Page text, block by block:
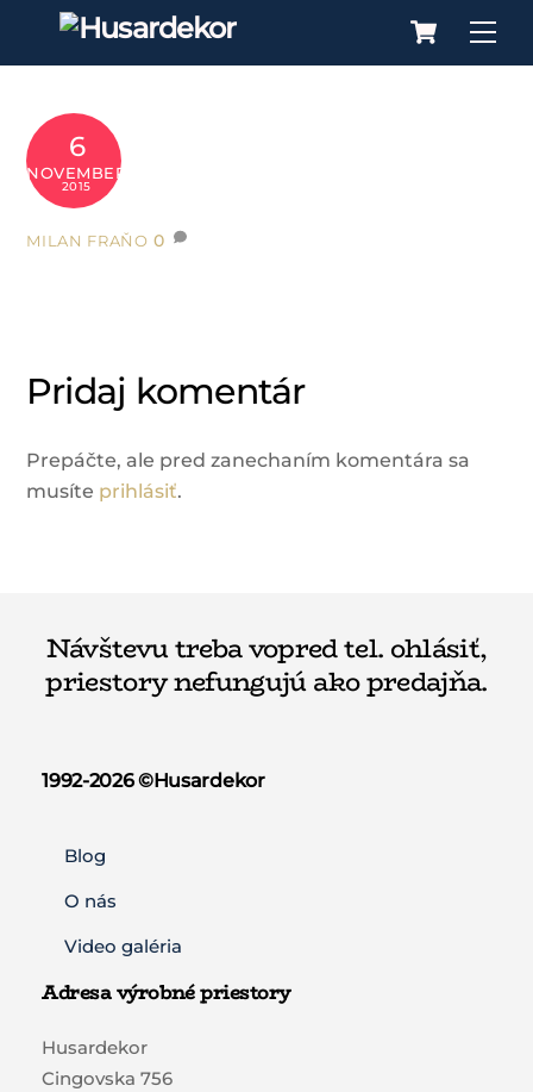
Cart
6
NOVEMBER
2015
MILAN FRAŇO 0
Pridaj komentár
Prepáčte, ale pred zanechaním komentára sa
musíte prihlásiť.
Návštevu treba vopred tel. ohlásiť,
priestory nefungujú ako predajňa.
1992-2026 ©️Husardekor
Blog
O nás
Video galéria
Adresa výrobné priestory
Husardekor
Cingovska 756